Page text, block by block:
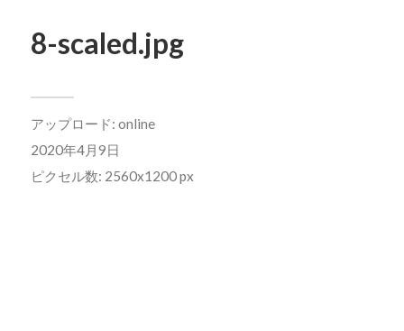
8-scaled.jpg
アップロード: online
2020年4月9日
ピクセル数: 2560x1200 px